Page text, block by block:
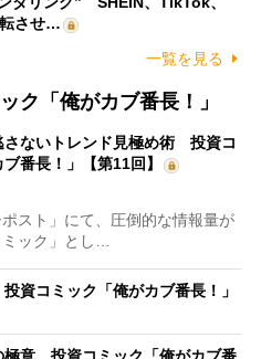
させ…
一覧を見る
ク「俺がカブ番長！」
さないトレンド見極め術 投資コ
番長！」【第11回】
スト」にて、圧倒的な情報量が
ミック」とし…
資コミック「俺がカブ番長！」